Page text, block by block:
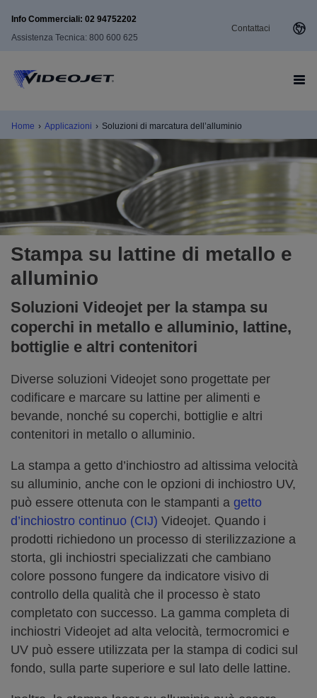
Info Commerciali: 02 94752202
Assistenza Tecnica: 800 600 625
Contattaci
Home › Applicazioni › Soluzioni di marcatura dell’alluminio
Stampa su lattine di metallo e
alluminio
Soluzioni Videojet per la stampa su
coperchi in metallo e alluminio, lattine,
bottiglie e altri contenitori
Diverse soluzioni Videojet sono progettate per
codificare e marcare su lattine per alimenti e
bevande, nonché su coperchi, bottiglie e altri
contenitori in metallo o alluminio.
La stampa a getto d’inchiostro ad altissima velocità
su alluminio, anche con le opzioni di inchiostro UV,
può essere ottenuta con le stampanti a getto
d’inchiostro continuo (CIJ) Videojet. Quando i
prodotti richiedono un processo di sterilizzazione a
storta, gli inchiostri specializzati che cambiano
colore possono fungere da indicatore visivo di
controllo della qualità che il processo è stato
completato con successo. La gamma completa di
inchiostri Videojet ad alta velocità, termocromici e
UV può essere utilizzata per la stampa di codici sul
fondo, sulla parte superiore e sul lato delle lattine.